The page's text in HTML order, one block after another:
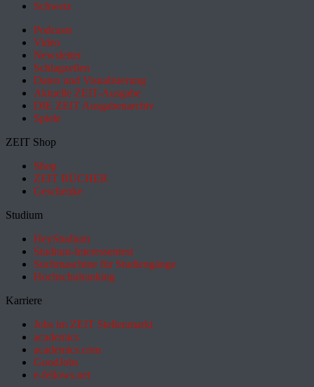
Schweiz
Podcasts
Video
Newsletter
Schlagzeilen
Daten und Visualisierung
Aktuelle ZEIT-Ausgabe
DIE ZEIT Ausgabenarchiv
Spiele
ZEIT Shop
Shop
ZEIT BÜCHER
Geschenke
Studium
HeyStudium
Studium-Interessentest
Suchmaschine für Studiengänge
Hochschulranking
Karriere
Jobs im ZEIT Stellenmarkt
academics
academics.com
GoodJobs
e-fellows.net